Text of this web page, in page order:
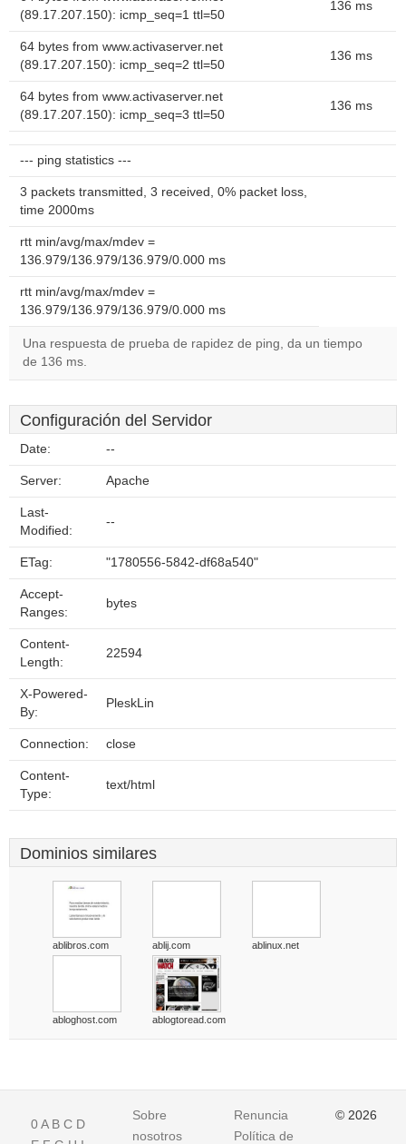
(89.17.207.150): icmp_seq=1 ttl=50
136 ms
64 bytes from www.activaserver.net
(89.17.207.150): icmp_seq=2 ttl=50
136 ms
64 bytes from www.activaserver.net
(89.17.207.150): icmp_seq=3 ttl=50
136 ms
--- ping statistics ---
3 packets transmitted, 3 received, 0% packet loss,
time 2000ms
rtt min/avg/max/mdev =
136.979/136.979/136.979/0.000 ms
rtt min/avg/max/mdev =
136.979/136.979/136.979/0.000 ms
Una respuesta de prueba de rapidez de ping, da un tiempo
de 136 ms.
Configuración del Servidor
Date: --
Server: Apache
Last-
Modified:
--
ETag: "1780556-5842-df68a540"
Accept-
Ranges:
bytes
Content-
Length:
22594
X-Powered-
By:
PleskLin
Connection: close
Content-
Type:
text/html
Dominios similares
ablibros.com ablij.com ablinux.net
abloghost.com ablogtoread.com
0A B C D
Sobre
nosotros
Renuncia
Política de
© 2026